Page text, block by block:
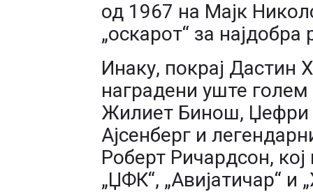
од 1967 на Мајк
„оскарот“ за најдобра
Инаку, покрај Дастин
наградени уште голем
Жилиет Бинош, Џефри
Ајсенберг и
Роберт Ричардсон,
„ЏФК“, „Авијатичар“ и